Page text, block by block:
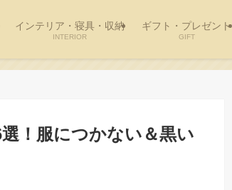
インテリア・寝具・収納
INTERIOR
ギフト・プレゼント
GIFT
！服につかない＆黒い